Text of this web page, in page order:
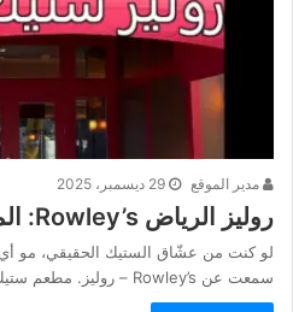
مدير الموقع 29 ديسمبر، 2025
روليز الرياض Rowley’s: المنيو مع الأسعار، والآراء
لو كنت من عشّاق الستيك الحقيقي، مو
سمعت عن Rowley’s – روليز. مطعم ستيك…